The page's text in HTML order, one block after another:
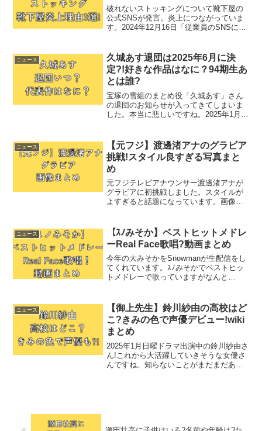
破れないストッキングについて靴下屋の
公式SNSが発言。炎上につながっていま
す。2024年12月16日「従業員のSNSにお
てしまったのか理由を3つに分けてみまし
た。破れな...
ニュース
久城あす退団は2025年6月に決
定?!好きな作品はなに？94期生あ
とは誰?
宝塚の雪組のまとめ役「久城あす」さん
の退団のお知らせが入ってきてしまいま
した。本当に悲しいですね。2025年1月現
式HPから突然のお知らせがありました。
久城あす...
ニュース
【元フジ】渡邊渚アナのグラビア
挑戦!スタイル良すぎる写真まと
め
元フジテレビアナウンサー渡邊渚アナが
グラビアに初挑戦しました。スタイルが
よすぎると話題になっています。画像で
サー渡邊渚アナがグラビア挑戦しまし
た！12月23日発売の「...
ニュース
【ｽﾉみそか】ベストヒットメドレ
ーReal Face歌唱?動画まとめ
今年の大みそかをSnowmanが生配信をし
てくれています。ｽﾉみそかでベストヒッ
トメドレーで歌っていますがなんと
ストヒットメドレー2024年大晦日、
2023...
ニュース
【御上先生】鈴川紗由の高校はど
こ?きみの色で声優デビュー!wiki
まとめ
2025年1月日曜ドラマ出演中の鈴川紗由さ
ん!これから大活躍していきそうな女優さ
んですね。知らないことがまだまだある